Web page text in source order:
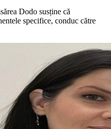
Dodo susține că
specifice, conduc către